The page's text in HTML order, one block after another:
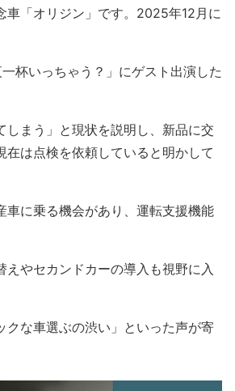
「オリジン」です。2025年12月に
杯いっちゃう？」にゲスト出演した
まう」と現状を説明し、新品に交
は点検を依頼していると明かして
に乗る機会があり、運転支援機能
やセカンドカーの導入も視野に入
な車選ぶの渋い」といった声が寄